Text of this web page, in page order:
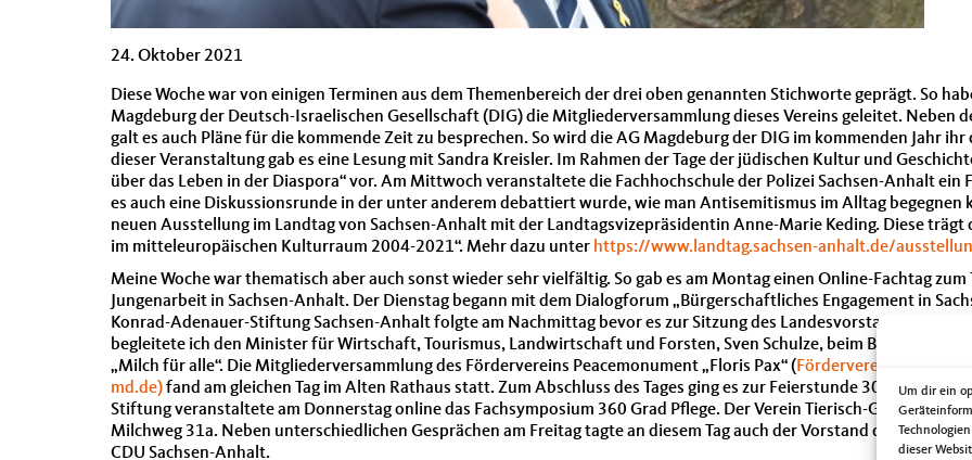
Um dir ein
dieser
24. Oktober 2021
Diese Woche war von einigen Terminen aus dem Themenbereich der drei oben genannten Stichworte geprägt. So
Magdeburg der Deutsch-Israelischen Gesellschaft (DIG) die Mitgliederversammlung dieses Vereins geleitet. Neben
galt es auch Pläne für die kommende Zeit zu besprechen. So wird die AG Magdeburg der DIG im kommenden Jahr
dieser Veranstaltung gab es eine Lesung mit Sandra Kreisler. Im Rahmen der Tage der jüdischen Kultur und
über das Leben in der Diaspora“ vor. Am Mittwoch veranstaltete die Fachhochschule der Polizei Sachsen-Anhalt
es auch eine Diskussionsrunde in der unter anderem debattiert wurde, wie man Antisemitismus im Alltag begegnen
neuen Ausstellung im Landtag von Sachsen-Anhalt mit der Landtagsvizepräsidentin Anne-Marie Keding. Diese
im mitteleuropäischen Kulturraum 2004-2021“. Mehr dazu unter https://www.landtag.sachsen-anhalt.de/
Meine Woche war thematisch aber auch sonst wieder sehr vielfältig. So gab es am Montag einen Online-Fachtag
Jungenarbeit in Sachsen-Anhalt. Der Dienstag begann mit dem Dialogforum „Bürgerschaftliches Engagement in
Konrad-Adenauer-Stiftung Sachsen-Anhalt folgte am Nachmittag bevor es zur Sitzung des Landesvorstandes der
begleitete ich den Minister für Wirtschaft, Tourismus, Landwirtschaft und Forsten, Sven Schulze, beim Besuch der
„Milch für alle“. Die Mitgliederversammlung des Fördervereins Peacemonument „Floris Pax“ (Förderverein
md.de)fand am gleichen Tag im Alten Rathaus statt. Zum Abschluss des Tages ging es zur Feierstunde 30 Jahre
Stiftung veranstaltete am Donnerstag online das Fachsymposium 360 Grad Pflege. Der Verein Tierisch-Geborgen
Milchweg 31a. Neben unterschiedlichen Gesprächen am Freitag tagte an diesem Tag auch der Vorstand des
CDU Sachsen-Anhalt.